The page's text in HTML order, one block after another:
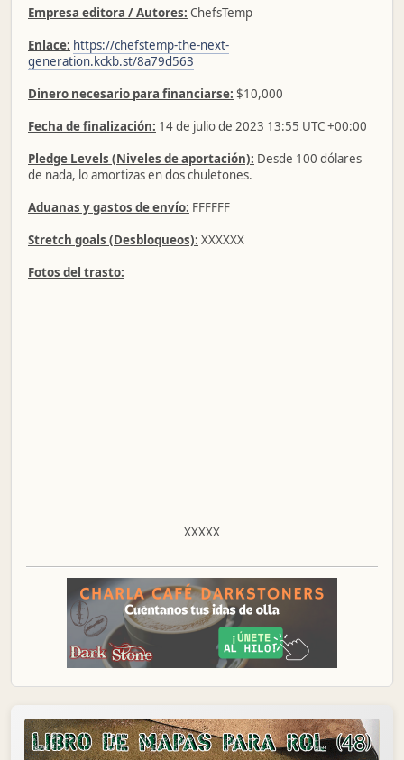
Empresa editora / Autores: ChefsTemp
Enlace: https://chefstemp-the-next-
generation.kckb.st/8a79d563
Dinero necesario para financiarse: $10,000
Fecha de finalización: 14 de julio de 2023 13:55 UTC +00:00
Pledge Levels (Niveles de aportación): Desde 100 dólares
de nada, lo amortizas en dos chuletones.
Aduanas y gastos de envío: FFFFFF
Stretch goals (Desbloqueos): XXXXXX
Fotos del trasto:
XXXXX